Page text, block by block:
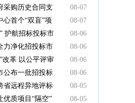
采购历史合同支
08-07
首个“双盲”项
08-07
护航招标投标市
08-06
力净化招投标市
08-06
改革 以公平评审
08-06
公布一批招投标
08-06
省远程异地评标
08-05
优质项目“隔空”
08-05